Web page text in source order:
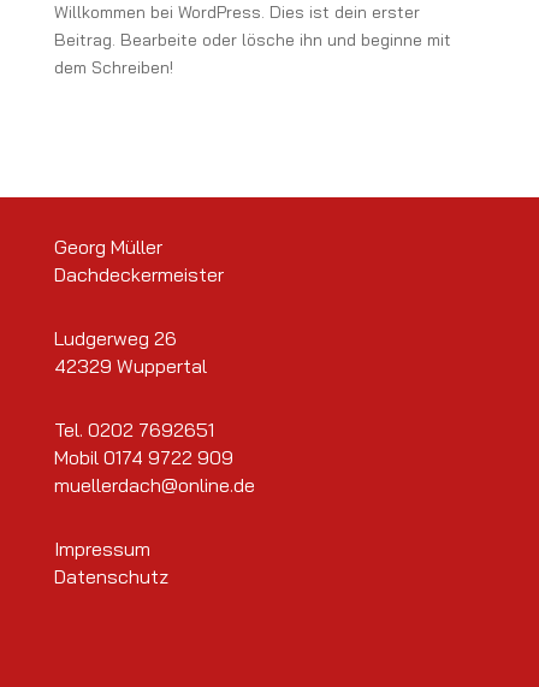
Willkommen bei WordPress. Dies ist dein erster
Beitrag. Bearbeite oder lösche ihn und beginne mit
dem Schreiben!
Georg Müller
Dachdeckermeister
Ludgerweg 26
42329 Wuppertal
Tel. 0202 7692651
Mobil 0174 9722 909
muellerdach@online.de
Impressum
Datenschutz